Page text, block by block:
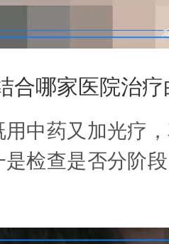
合哪家医院治
中药又加光疗
是检查是否分阶